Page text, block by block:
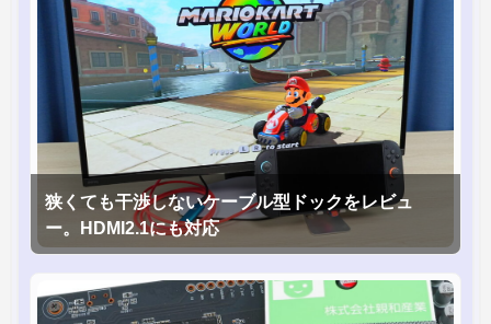
狭くても干渉しないケーブル型ドックをレビュ
ー。HDMI2.1にも対応